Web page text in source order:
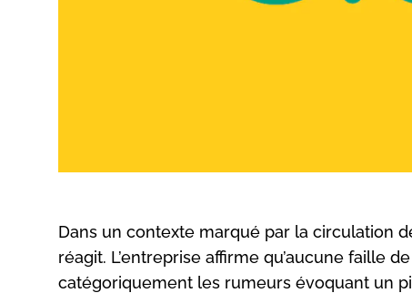
Dans un contexte marqué par la circulation
réagit. L’entreprise affirme qu’aucune faille
catégoriquement les rumeurs évoquant un